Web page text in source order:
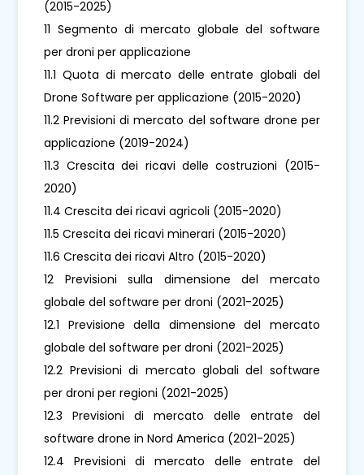
(2015-2025)
11 Segmento di mercato globale del software
per droni per applicazione
11.1 Quota di mercato delle entrate globali del
Drone Software per applicazione (2015-2020)
11.2 Previsioni di mercato del software drone per
applicazione (2019-2024)
11.3 Crescita dei ricavi delle costruzioni (2015-
2020)
11.4 Crescita dei ricavi agricoli (2015-2020)
11.5 Crescita dei ricavi minerari (2015-2020)
11.6 Crescita dei ricavi Altro (2015-2020)
12 Previsioni sulla dimensione del mercato
globale del software per droni (2021-2025)
12.1 Previsione della dimensione del mercato
globale del software per droni (2021-2025)
12.2 Previsioni di mercato globali del software
per droni per regioni (2021-2025)
12.3 Previsioni di mercato delle entrate del
software drone in Nord America (2021-2025)
12.4 Previsioni di mercato delle entrate del